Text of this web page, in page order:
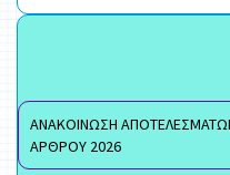
ΑΝΑΚΟΙΝΩΣΗ
ΑΡΘΡΟΥ 2026